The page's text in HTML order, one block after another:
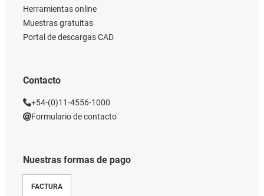
Nuestras formas de pago
FACTURA
Herramientas online
Muestras gratuitas
Portal de descargas CAD
Contacto
+54-(0)11-4556-1000
Formulario de contacto